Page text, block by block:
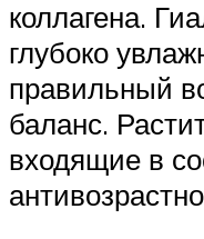
коллагена.
глубоко
правильный
баланс.
входящие в